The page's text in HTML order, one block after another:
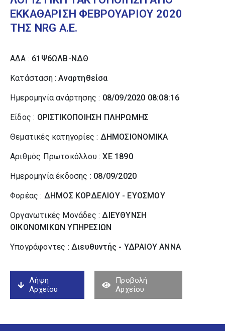
ΕΚΚΑΘΑΡΙΣΗ ΦΕΒΡΟΥΑΡΙΟΥ 2020
ΤΗΣ NRG Α.Ε.
ΑΔΑ : 61Ψ6ΩΛΒ-ΝΔΘ
Κατάσταση :Αναρτηθείσα
Ημερομηνία ανάρτησης : 08/09/2020 08:08:16
Είδος : ΟΡΙΣΤΙΚΟΠΟΙΗΣΗ ΠΛΗΡΩΜΗΣ
Θεματικές κατηγορίες : ΔΗΜΟΣΙΟΝΟΜΙΚΑ
Αριθμός Πρωτοκόλλου :ΧΕ 1890
Ημερομηνία έκδοσης : 08/09/2020
Φορέας : ΔΗΜΟΣ ΚΟΡΔΕΛΙΟΥ - ΕΥΟΣΜΟΥ
Οργανωτικές Μονάδες :ΔΙΕΥΘΥΝΣΗ
ΟΙΚΟΝΟΜΙΚΩΝ ΥΠΗΡΕΣΙΩΝ
Υπογράφοντες : Διευθυντής - ΥΔΡΑΙΟΥ ΑΝΝΑ
Λήψη
Αρχείου
Προβολή
Αρχείου